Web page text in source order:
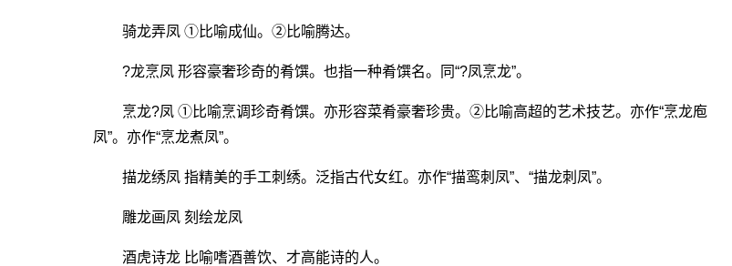
骑龙弄凤 ①比喻成仙。②比喻腾达。
?龙烹凤 形容豪奢珍奇的肴馔。也指一种肴馔名。同“?凤烹龙”。
烹龙?凤 ①比喻烹调珍奇肴馔。亦形容菜肴豪奢珍贵。②比喻高超的艺术技艺。亦作“烹龙庖
凤”。亦作“烹龙煮凤”。
描龙绣凤 指精美的手工刺绣。泛指古代女红。亦作“描鸾刺凤”、“描龙刺凤”。
雕龙画凤 刻绘龙凤
酒虎诗龙 比喻嗜酒善饮、才高能诗的人。